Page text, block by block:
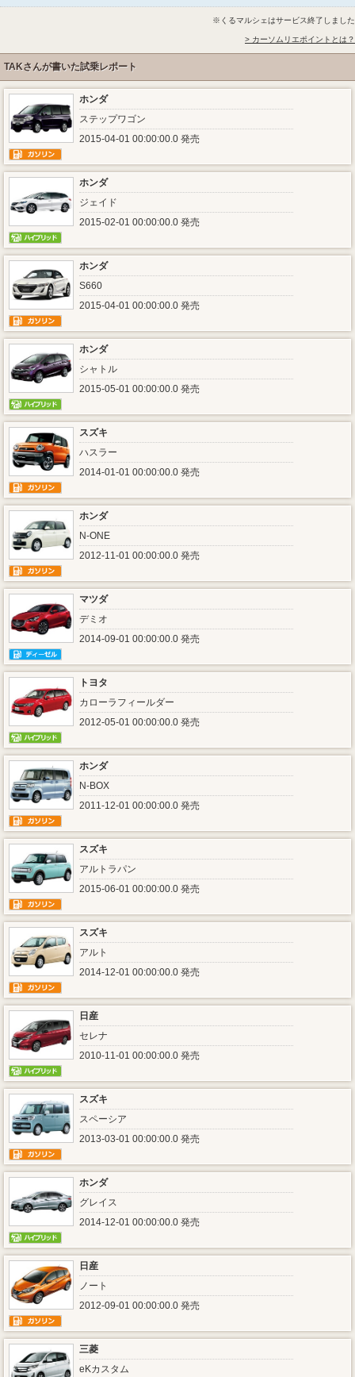
※くるマルシェはサービス終了しました
> カーソムリエポイントとは？
TAKさんが書いた試乗レポート
ホンダ
ステップワゴン
2015-04-01 00:00:00.0 発売
ホンダ
ジェイド
2015-02-01 00:00:00.0 発売
ホンダ
S660
2015-04-01 00:00:00.0 発売
ホンダ
シャトル
2015-05-01 00:00:00.0 発売
スズキ
ハスラー
2014-01-01 00:00:00.0 発売
ホンダ
N-ONE
2012-11-01 00:00:00.0 発売
マツダ
デミオ
2014-09-01 00:00:00.0 発売
トヨタ
カローラフィールダー
2012-05-01 00:00:00.0 発売
ホンダ
N-BOX
2011-12-01 00:00:00.0 発売
スズキ
アルトラパン
2015-06-01 00:00:00.0 発売
スズキ
アルト
2014-12-01 00:00:00.0 発売
日産
セレナ
2010-11-01 00:00:00.0 発売
スズキ
スペーシア
2013-03-01 00:00:00.0 発売
ホンダ
グレイス
2014-12-01 00:00:00.0 発売
日産
ノート
2012-09-01 00:00:00.0 発売
三菱
eKカスタム